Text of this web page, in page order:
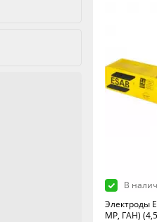
В
Электроды
МР, ГАН)